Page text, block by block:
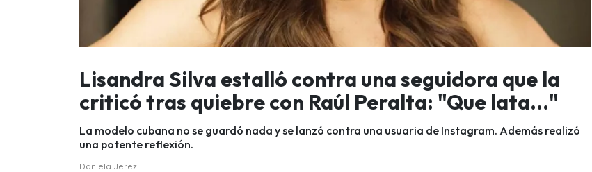
Lisandra Silva estalló contra una seguidora que la
criticó tras quiebre con Raúl Peralta: "Que lata..."
La modelo cubana no se guardó nada y se lanzó contra una usuaria de Instagram. Además realizó
una potente reflexión.
Daniela Jerez